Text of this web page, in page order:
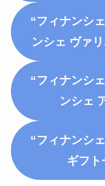
“フィナンシ
ンシェ ヴァ
“フィナンシ
ンシェ
“フィナンシェ
ギフト